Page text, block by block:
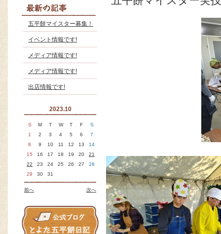
五平餅マイスター募集！
イベント情報です!
メディア情報です!
メディア情報です!
出店情報です!
2023.10
S M T W T F
S
1
2 3 4 5 6
7
8
9 10 11 12 13
14
15
16 17 18 19 20
21
22
23 24 25 26 27
28
29
30 31
次へ
前へ